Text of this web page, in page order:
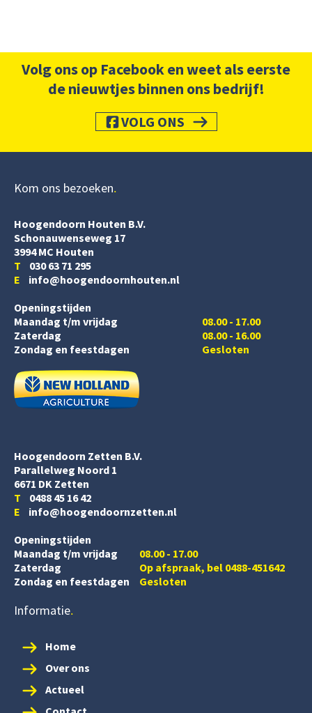
Volg ons op Facebook en weet als eerste
de nieuwtjes binnen ons bedrijf!
VOLG ONS
Kom ons bezoeken
Hoogendoorn Houten B.V.
Schonauwenseweg 17
3994 MC Houten
T 030 63 71 295
E info@hoogendoornhouten.nl
Openingstijden
Maandag t/m vrijdag
Zaterdag
08.00 - 17.00
08.00 - 16.00
Zondag en feestdagen
Gesloten
Hoogendoorn Zetten B.V.
Parallelweg Noord 1
6671 DK Zetten
T 0488 45 16 42
E info@hoogendoornzetten.nl
Openingstijden
Maandag t/m vrijdag
08.00 - 17.00
Zaterdag
Op afspraak, bel 0488-451642
Zondag en feestdagen
Gesloten
Informatie
Home
Over ons
Actueel